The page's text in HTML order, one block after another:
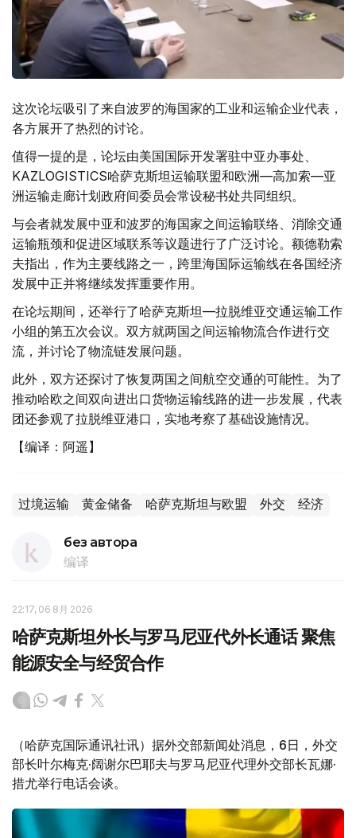
这次论坛吸引了来自波罗的海国家的工业和运输企业代表，
各方展开了热烈的讨论。
值得一提的是，论坛由美国国际开发署驻中亚办事处、
KAZLOGISTICS哈萨克斯坦运输联盟和欧洲—高加索—亚
洲运输走廊计划政府间委员会常设秘书处共同组织。
与会者就发展中亚和波罗的海国家之间运输联络、消除交通
运输瓶颈和促进区域联系等议题进行了广泛讨论。额德勒索
夫指出，作为主要线路之一，跨里海国际运输线在各国经济
发展中正并将继续发挥重要作用。
在论坛期间，还举行了哈萨克斯坦—拉脱维亚交通运输工作
小组的第五次会议。双方就两国之间运输物流合作进行交
流，并讨论了物流链发展问题。
此外，双方还探讨了恢复两国之间航空交通的可能性。为了
推动哈欧之间双向进出口货物运输线路的进一步发展，代表
团还参观了拉脱维亚港口，实地考察了基础设施情况。
【编译：阿遥】
过境运输 黄金储备 哈萨克斯坦与欧盟 外交 经济
без автора
编译
22:17, 06 8月 2026
哈萨克斯坦外长与罗马尼亚代外长通话 聚焦
能源安全与经贸合作
（哈萨克国际通讯社讯）据外交部新闻处消息，6日，外交
部长叶尔梅克·阔谢尔巴耶夫与罗马尼亚代理外交部长瓦娜·
措尤举行电话会谈。